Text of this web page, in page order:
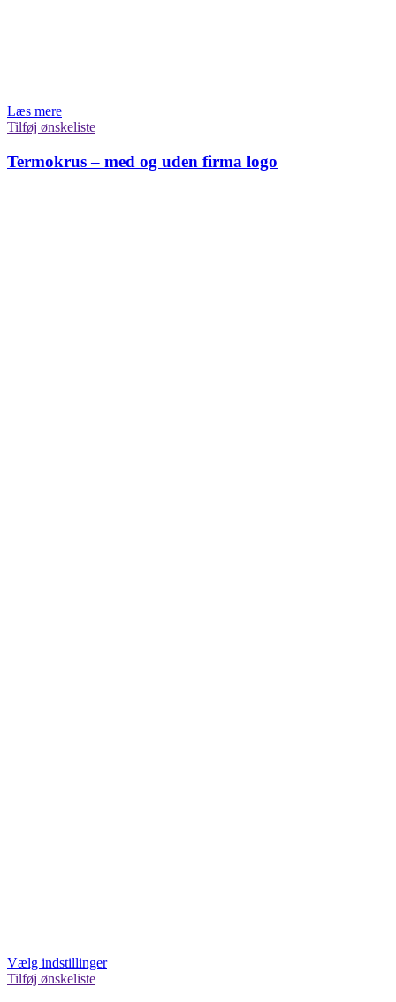
Læs mere
Tilføj ønskeliste
Termokrus – med og uden firma logo
Vælg indstillinger
Tilføj ønskeliste